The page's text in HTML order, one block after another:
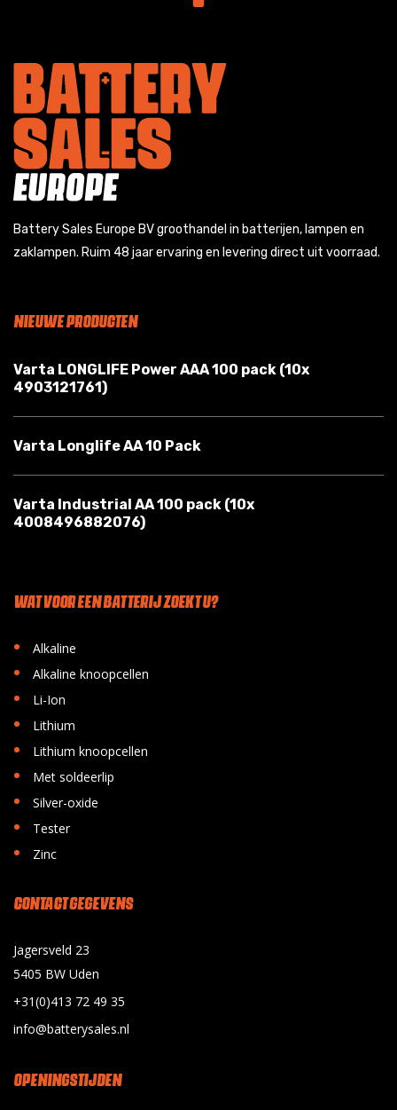
Battery Sales Europe BV groothandel in batterijen, lampen en
zaklampen. Ruim 48 jaar ervaring en levering direct uit voorraad.
NIEUWE PRODUCTEN
Varta LONGLIFE Power AAA 100 pack (10x
4903121761)
Varta Longlife AA 10 Pack
Varta Industrial AA 100 pack (10x
4008496882076)
WAT VOOR EEN BATTERIJ ZOEKT U?
• Alkaline
• Alkaline knoopcellen
• Li-Ion
• Lithium
• Lithium knoopcellen
• Met soldeerlip
• Silver-oxide
• Tester
• Zinc
CONTACT GEGEVENS
Jagersveld 23
5405 BW Uden
+31(0)413 72 49 35
info@batterysales.nl
OPENINGSTIJDEN